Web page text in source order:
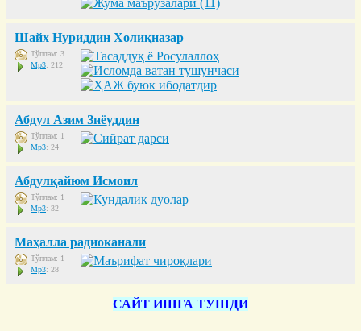
Шайх Нуриддин Холиқназар
Тўплам: 3
Mp3: 212
Абдул Азим Зиёуддин
Тўплам: 1
Mp3: 24
Абдулқайюм Исмоил
Тўплам: 1
Mp3: 32
Маҳалла радиоканали
Тўплам: 1
Mp3: 28
САЙТ ИШГА ТУШДИ